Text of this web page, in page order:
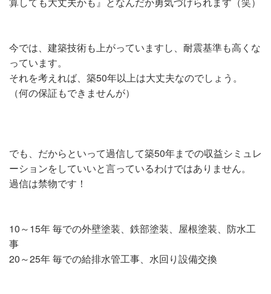
今では、建築技術も上がっていますし、耐震基準も高くな
っています。
それを考えれば、築50年以上は大丈夫なのでしょう。
（何の保証もできませんが）
でも、だからといって過信して築50年までの収益シミュレ
ーションをしていいと言っているわけではありません。
過信は禁物です！
10～15年 毎での外壁塗装、鉄部塗装、屋根塗装、防水工
事
20～25年 毎での給排水管工事、水回り設備交換